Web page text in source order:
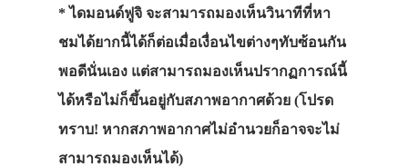
* ไดมอนด์ฟูจิ จะสามารถมองเห็นวินาทีที่หา
ชมได้ยากนี้ได้ก็ต่อเมื่อเงื่อนไขต่างๆทับซ้อนกัน
พอดีนั่นเอง แต่สามารถมองเห็นปรากฏการณ์นี้
ได้หรือไม่ก็ขึ้นอยู่กับสภาพอากาศด้วย (โปรด
ทราบ! หากสภาพอากาศไม่อำนวยก็อาจจะไม่
สามารถมองเห็นได้)